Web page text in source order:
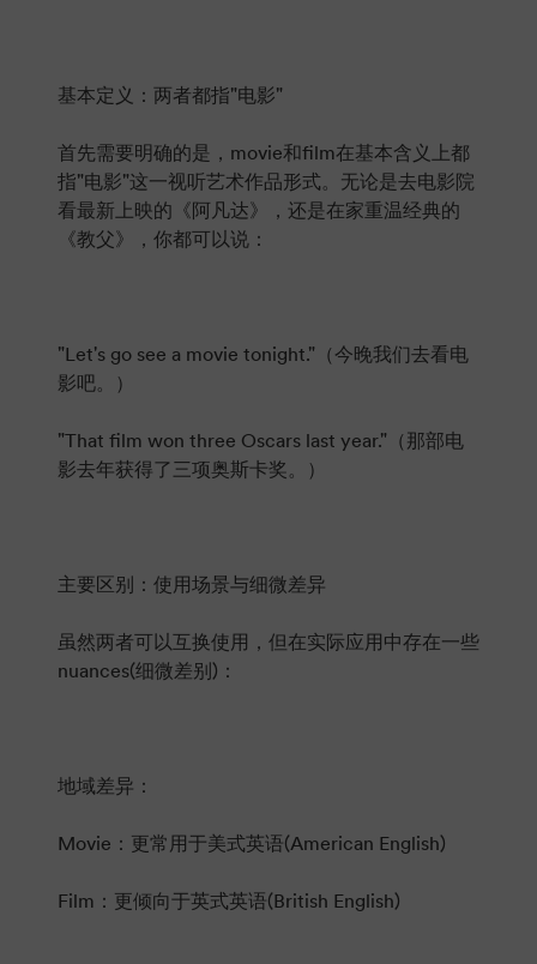
基本定义：两者都指"电影"
首先需要明确的是，movie和film在基本含义上都
指"电影"这一视听艺术作品形式。无论是去电影院
看最新上映的《阿凡达》，还是在家重温经典的
《教父》，你都可以说：
"Let's go see a movie tonight."（今晚我们去看电
影吧。）
"That film won three Oscars last year."（那部电
影去年获得了三项奥斯卡奖。）
主要区别：使用场景与细微差异
虽然两者可以互换使用，但在实际应用中存在一些
nuances(细微差别)：
地域差异：
Movie：更常用于美式英语(American English)
Film：更倾向于英式英语(British English)